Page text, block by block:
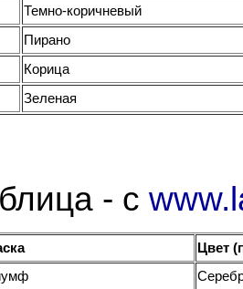
Темно-коричневый
Пирано
Корица
Зеленая
- с
Цвет